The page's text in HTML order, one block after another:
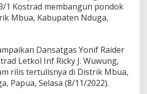
r
i
o
s
t
r
a
1 Kostrad membangun pondok
Mbua, Kabupaten Nduga,
Dansatgas Yonif Raider
Letkol Inf Ricky J. Wuwung,
rilis tertulisnya di Distrik Mbua,
Papua, Selasa (8/11/2022).